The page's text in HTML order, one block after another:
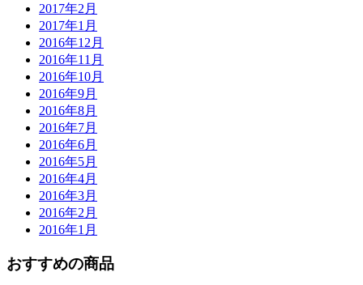
2017年2月
2017年1月
2016年12月
2016年11月
2016年10月
2016年9月
2016年8月
2016年7月
2016年6月
2016年5月
2016年4月
2016年3月
2016年2月
2016年1月
おすすめの商品